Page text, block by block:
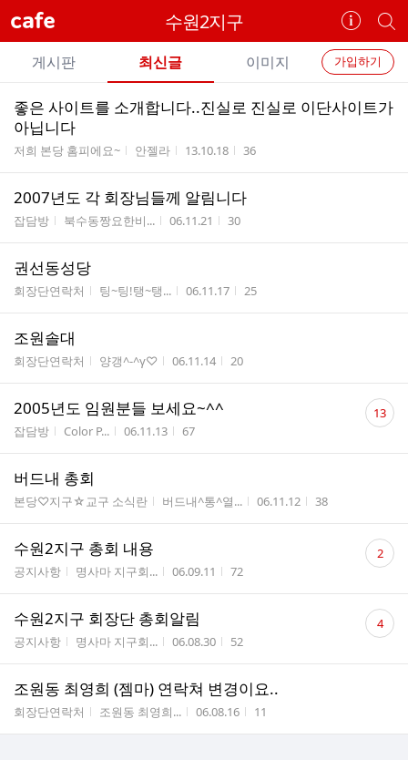
cafe 수원2지구
카
페
정
보
기
개
별
카
페
검
색
카
페
메
뉴
가입하기
게시판 최신글 이미지
전
체
글
좋은 사이트를 소개합니다..진실로 진실로 이단사이트가
아닙니다
게시판명
저희 본당 홈피에요~ 작성자
안젤라 작성시간
13.10.18 조회수
36
2007년도 각 회장님들께 알림니다
게시판명
잡담방 작성자
북수동짱요한비... 작성시간
06.11.21 조회수
30
권선동성당
게시판명
회장단연락처 작성자
팅~팅!탱~탱... 작성시간
06.11.17 조회수
25
조원솔대
게시판명
회장단연락처 작성자
양갱^-^γ♡ 작성시간
06.11.14 조회수
20
2005년도 임원분들 보세요~^^
게시판명
잡담방 작성자
Color P... 작성시간
06.11.13 조회수
67
댓
글13
버드내 총회
게시판명
본당♡지구☆교구 소식란 작성자
버드내^통^열... 작성시간
06.11.12 조회수
38
수원2지구 총회 내용
게시판명
공지사항 작성자
명사마 지구회... 작성시간
06.09.11 조회수
72
댓
글 2
수원2지구 회장단 총회알림
게시판명
공지사항 작성자
명사마 지구회... 작성시간
06.08.30 조회수
52
댓
글 4
조원동 최영희 (젬마) 연락쳐 변경이요..
게시판명
회장단연락처 작성자
조원동 최영희... 작성시간
06.08.16 조회수
11